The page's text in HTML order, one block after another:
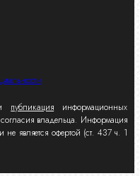
публикация информационных
владельца. Информация
является офертой (ст. 437 ч. 1